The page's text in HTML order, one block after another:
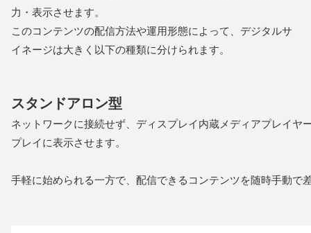
力・表示させます。
このコンテンツの配信方法や運用形態によって、デジタルサ
イネージは大きく以下の種類に分けられます。
スタンドアロン型
ネットワークに接続せず、ディスプレイ内蔵メディアプレイ
プレイに表示させます。
手軽に始められる一方で、配信できるコンテンツを随時手動